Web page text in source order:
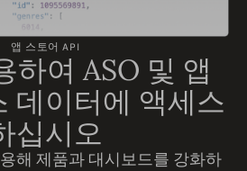
앱 스토어 API
하여 ASO 및 앱
데이터에 액세스
십시오
해 제품과 대시보드를 강화하